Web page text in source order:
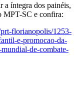
a íntegra dos painéis,
MPT-SC e confira:
florianopolis/1253-
e-promocao-da-
de-combate-